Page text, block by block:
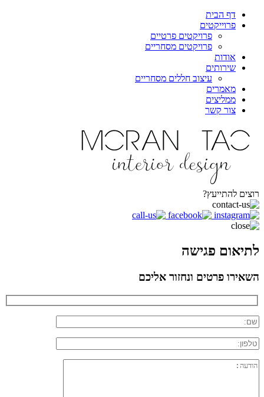
דף הבית
פרוייקטים
פרויקטים פרטיים
פרויקטים מסחריים
אודות
שירותים
עיצוב חללים מסחריים
מאמרים
ממליצים
צור קשר
רוצים להתייעץ?
לתיאום פגישה
השאירו פרטים ונחזור אליכם